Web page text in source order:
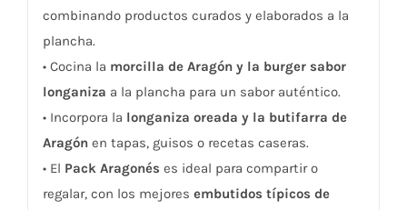
combinando productos curados y elaborados a la
plancha.
• Cocina la morcilla de Aragón y la burger sabor
longaniza a la plancha para un sabor auténtico.
• Incorpora la longaniza oreada y la butifarra de
Aragónen tapas, guisos o recetas caseras.
• El Pack Aragonés es ideal para compartir o
regalar, con los mejores embutidos típicos de